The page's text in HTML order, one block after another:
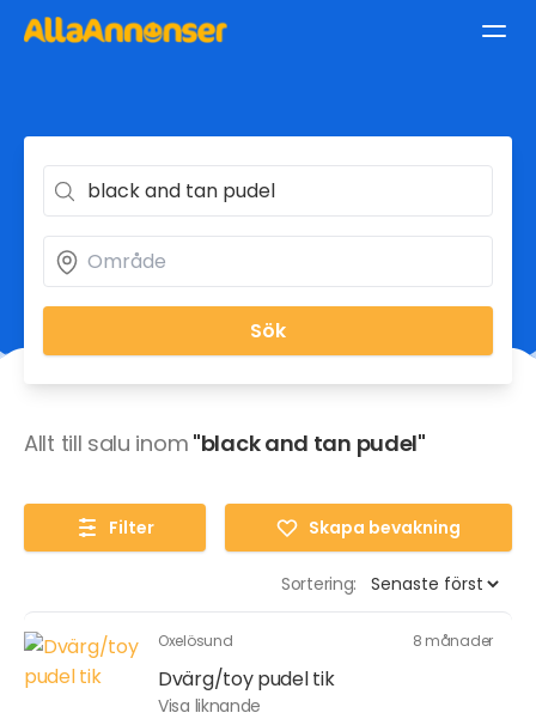
Sök
Allt till salu inom "black and tan pudel"
Filter Skapa bevakning
Sortering:
Oxelösund 8 månader
Dvärg/toy pudel tik
Visa liknande